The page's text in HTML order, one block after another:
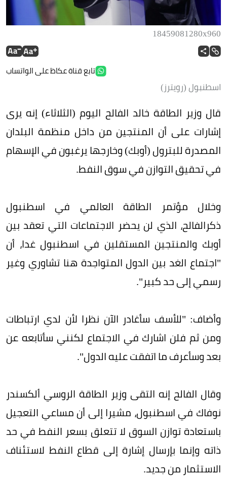
18459081280x960
تابع قناة عكاظ على الواتساب
اسطنبول (رويترز)
قال وزير الطاقة خالد الفالح اليوم (الثلاثاء) إنه يرى
إشارات على أن المنتجين من داخل منظمة البلدان
المصدرة للبترول (أوبك) وخارجها يرغبون في الإسهام
في تحقيق التوازن في سوق النفط.
وخلال مؤتمر الطاقة العالمي في اسطنبول
ذكرالفالح، الذي لن يحضر الاجتماعات التي تعقد بين
أوبك والمنتجين المستقلين في اسطنبول غدا، أن
"اجتماع الغد بين الدول المتواجدة هنا تشاوري وغير
رسمي إلى حد كبير".
وأضاف: "للأسف سأغادر الآن نظرا لأن لدي ارتباطات
ومن ثم فلن اشارك في الاجتماع لكنني سأتابعه عن
بعد وسأعرف ما اتفقت عليه الدول".
وقال الفالح إنه التقى وزير الطاقة الروسي ألكسندر
نوفاك في اسطنبول، مشيرا إلى أن مساعي التعجيل
باستعادة توازن السوق لا تتعلق بسعر النفط في حد
ذاته وإنما بإرسال إشارة إلى قطاع النفط لاستئناف
الاستثمار من جديد.